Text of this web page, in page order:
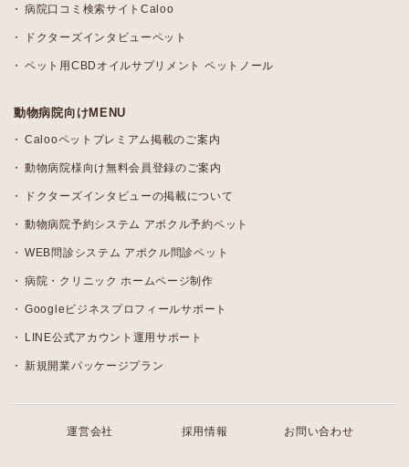
病院口コミ検索サイトCaloo
ドクターズインタビューペット
ペット用CBDオイルサプリメント ペットノール
動物病院向けMENU
Calooペットプレミアム掲載のご案内
動物病院様向け無料会員登録のご案内
ドクターズインタビューの掲載について
動物病院予約システム アポクル予約ペット
WEB問診システム アポクル問診ペット
病院・クリニック ホームページ制作
Googleビジネスプロフィールサポート
LINE公式アカウント運用サポート
新規開業パッケージプラン
運営会社 採用情報 お問い合わせ